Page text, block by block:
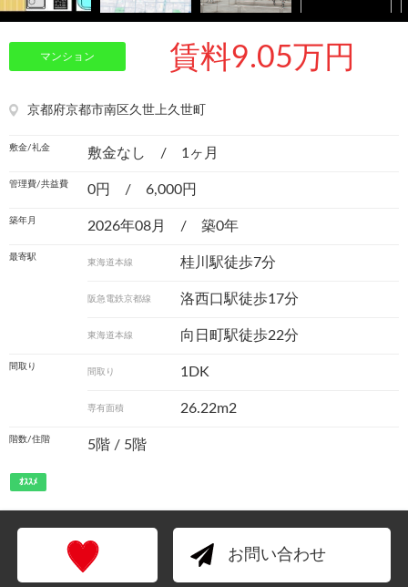
マンション 賃料9.05万円
京都府京都市南区久世上久世町
敷金/礼金 敷金なし / 1ヶ月
管理費/共益費 0円 / 6,000円
築年月 2026年08月 / 築0年
最寄駅
東海道本線 桂川駅徒歩7分
阪急電鉄京都線 洛西口駅徒歩17分
東海道本線 向日町駅徒歩22分
間取り
間取り 1DK
専有面積 26.22m2
階数/住階 5階 / 5階
ｵｽｽﾒ
お問い合わせ